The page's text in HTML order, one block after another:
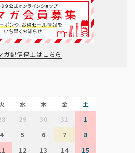
ガ配信停止はこちら
水 木 金
土
29 30 31
1
4 5 6 7
8
12 13 14
15